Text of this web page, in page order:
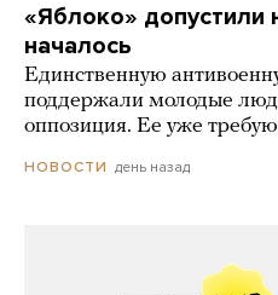
«Яблоко» допустили
началось
Единственную
поддержали молодые
оппозиция. Ее уже
НОВОСТИ день назад